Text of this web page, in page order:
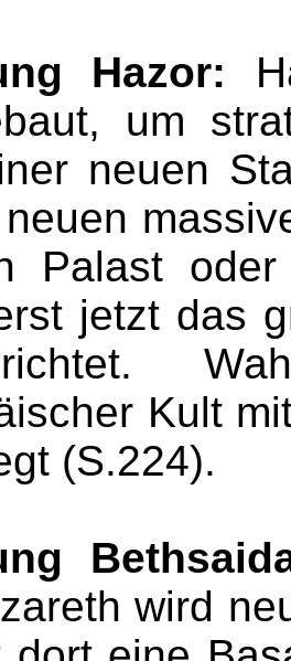
Hazor:
um
neuen
Palast
jetzt das
Kult
(S.224).
wird